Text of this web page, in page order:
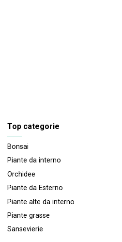
Top categorie
Bonsai
Piante da interno
Orchidee
Piante da Esterno
Piante alte da interno
Piante grasse
Sansevierie